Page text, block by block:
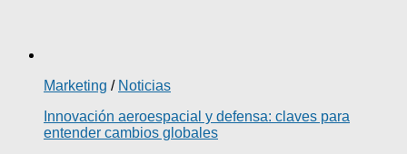
Marketing / Noticias
Innovación aeroespacial y defensa: claves para
entender cambios globales